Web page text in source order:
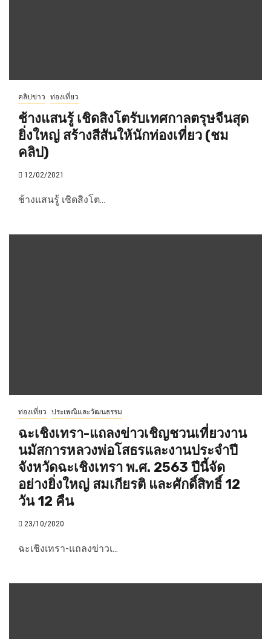
คลิปข่าว ท่องเที่ยว
ช้างแสนรู้ เชิดสิงโตรับเทศกาลตรุษจีนสุด
ยิ่งใหญ่ สร้างสีสันให้นักท่องเที่ยว (ชม
คลิป)
12/02/2021
ช้างแสนรู้ เชิดสิงโต...
ท่องเที่ยว ประเพณีและวัฒนธรรม
ฉะเชิงเทรา-แถลงข่าวเชิญชวนเที่ยวงาน
นมัสการหลวงพ่อโสธรและงานประจำปี
จังหวัดฉะเชิงเทรา พ.ศ. 2563 ปีนี้จัด
อย่างยิ่งใหญ่ สมเกียรติ และศักดิ์สิทธิ์ 12
วัน 12 คืน
23/10/2020
ฉะเชิงเทรา-แถลงข่าวเ...